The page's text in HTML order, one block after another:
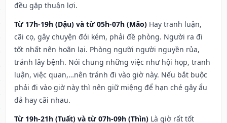
đều gặp thuận lợi.
Từ 17h-19h (Dậu) và từ 05h-07h (Mão) Hay tranh luận,
cãi cọ, gây chuyện đói kém, phải đề phòng. Người ra đi
tốt nhất nên hoãn lại. Phòng người người nguyền rủa,
tránh lây bệnh. Nói chung những việc như hội họp, tranh
luận, việc quan,…nên tránh đi vào giờ này. Nếu bắt buộc
phải đi vào giờ này thì nên giữ miệng để hạn ché gây ẩu
đả hay cãi nhau.
Từ 19h-21h (Tuất) và từ 07h-09h (Thìn) Là giờ rất tốt